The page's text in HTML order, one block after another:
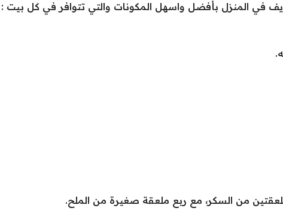
في المنزل بأفضل واسهل المكونات والتي تتوافر في كل بيت :
من السكر، مع ربع ملعقة صغيرة من الملح.